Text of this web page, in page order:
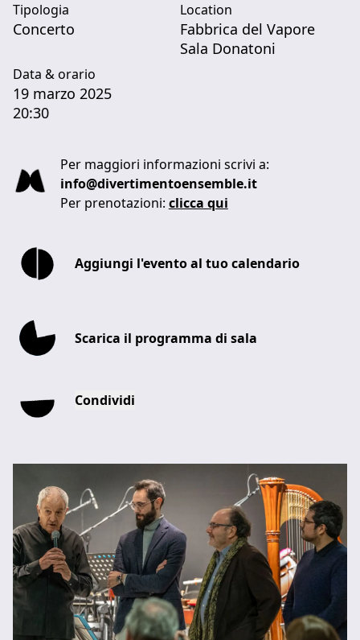
Tipologia
Concerto
Location
Fabbrica del Vapore
Sala Donatoni
Data & orario
19 marzo 2025
20:30
Per maggiori informazioni scrivi a:
info@divertimentoensemble.it
Per prenotazioni: clicca qui
Aggiungi l'evento al tuo calendario
Scarica il programma di sala
Condividi